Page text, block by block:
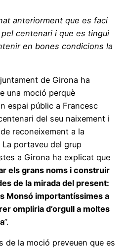
anteriorment que es faci
pel centenari i que es tingui
en bones condicions la
de Girona ha
una moció perquè
espai públic a Francesc
del seu naixement i
reconeixement a la
portaveu del grup
a Girona ha explicat que
els grans noms i construir
de la mirada del present:
Monsó importantíssimes a
ompliria d’orgull a moltes
”.
de la moció preveuen que es